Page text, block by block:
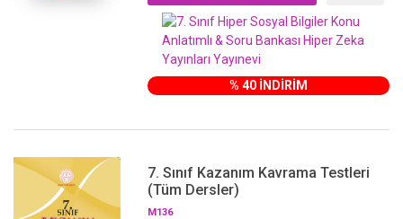
% 40 İNDİRİM
7. Sınıf Kazanım Kavrama Testleri
(Tüm Dersler)
M136